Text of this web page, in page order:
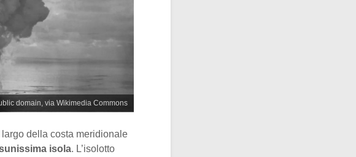
domain, via Wikimedia Commons
della costa meridionale
isola. L’isolotto